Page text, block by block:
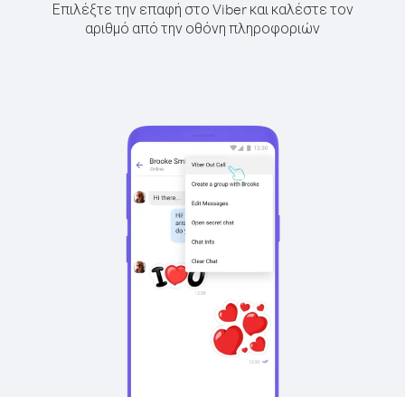
Επιλέξτε την επαφή στο Viber και καλέστε τον
αριθμό από την οθόνη πληροφοριών